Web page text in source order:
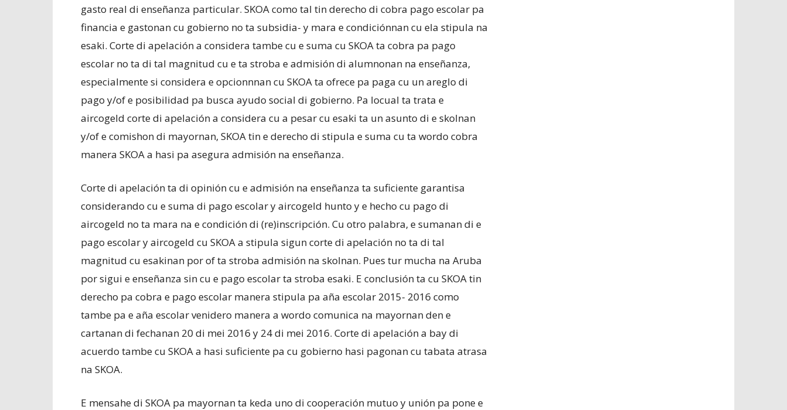
gasto real di enseñanza particular. SKOA como tal tin derecho di cobra pago escolar pa
financia e gastonan cu gobierno no ta subsidia- y mara e condiciónnan cu ela stipula na
esaki. Corte di apelación a considera tambe cu e suma cu SKOA ta cobra pa pago
escolar no ta di tal magnitud cu e ta stroba e admisión di alumnonan na enseñanza,
especialmente si considera e opcionnnan cu SKOA ta ofrece pa paga cu un areglo di
pago y/of e posibilidad pa busca ayudo social di gobierno. Pa locual ta trata e
aircogeld corte di apelación a considera cu a pesar cu esaki ta un asunto di e skolnan
y/of e comishon di mayornan, SKOA tin e derecho di stipula e suma cu ta wordo cobra
manera SKOA a hasi pa asegura admisión na enseñanza.
Corte di apelación ta di opinión cu e admisión na enseñanza ta suficiente garantisa
considerando cu e suma di pago escolar y aircogeld hunto y e hecho cu pago di
aircogeld no ta mara na e condición di (re)inscripción. Cu otro palabra, e sumanan di e
pago escolar y aircogeld cu SKOA a stipula sigun corte di apelación no ta di tal
magnitud cu esakinan por of ta stroba admisión na skolnan. Pues tur mucha na Aruba
por sigui e enseñanza sin cu e pago escolar ta stroba esaki. E conclusión ta cu SKOA tin
derecho pa cobra e pago escolar manera stipula pa aña escolar 2015- 2016 como
tambe pa e aña escolar venidero manera a wordo comunica na mayornan den e
cartanan di fechanan 20 di mei 2016 y 24 di mei 2016. Corte di apelación a bay di
acuerdo tambe cu SKOA a hasi suficiente pa cu gobierno hasi pagonan cu tabata atrasa
na SKOA.
E mensahe di SKOA pa mayornan ta keda uno di cooperación mutuo y unión pa pone e